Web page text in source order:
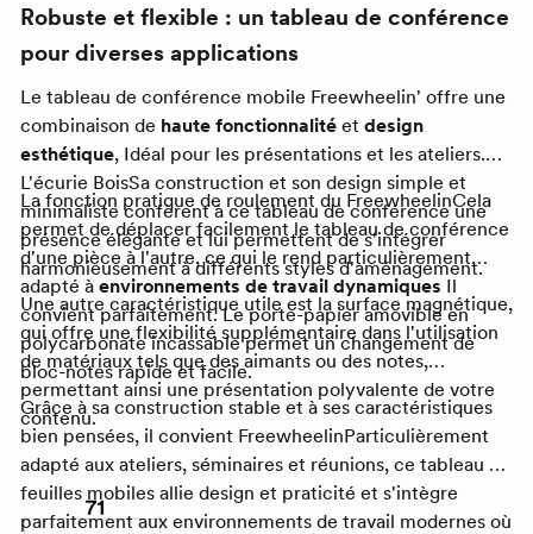
Robuste et flexible : un tableau de conférence
pour diverses applications
Le tableau de conférence mobile Freewheelin' offre une
combinaison de haute fonctionnalité et design
esthétique, Idéal pour les présentations et les ateliers.
L'écurie BoisSa construction et son design simple et
minimaliste confèrent à ce tableau de conférence une
présence élégante et lui permettent de s'intégrer
harmonieusement à différents styles d'aménagement.
La fonction pratique de roulement du FreewheelinCela
permet de déplacer facilement le tableau de conférence
d'une pièce à l'autre, ce qui le rend particulièrement
adapté à environnements de travail dynamiques Il
convient parfaitement. Le porte-papier amovible en
polycarbonate incassable permet un changement de
bloc-notes rapide et facile.
Une autre caractéristique utile est la surface magnétique,
qui offre une flexibilité supplémentaire dans l'utilisation
de matériaux tels que des aimants ou des notes,
permettant ainsi une présentation polyvalente de votre
contenu.
Grâce à sa construction stable et à ses caractéristiques
bien pensées, il convient FreewheelinParticulièrement
adapté aux ateliers, séminaires et réunions, ce tableau à
feuilles mobiles allie design et praticité et s'intègre
parfaitement aux environnements de travail modernes où